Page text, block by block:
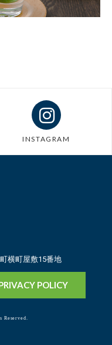
INSTAGRAM
横町屋敷15番地
POLICY
Reserved.